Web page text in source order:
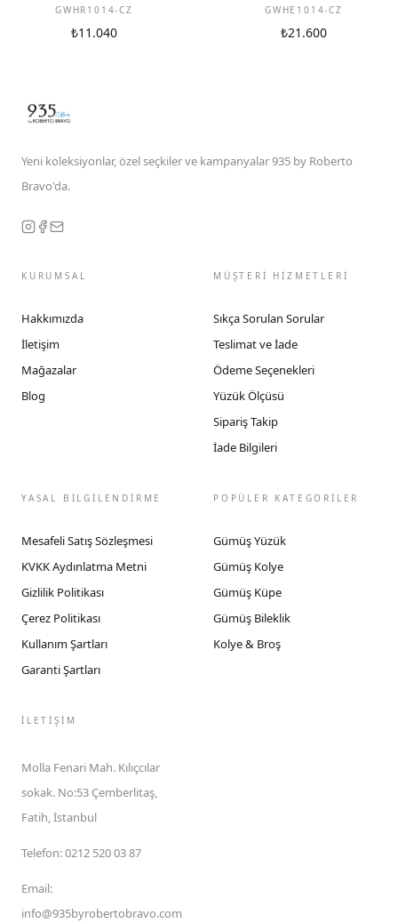
GWHR1014-CZ
₺11.040
GWHE1014-CZ
₺21.600
Yeni koleksiyonlar, özel seçkiler ve kampanyalar 935 by Roberto
Bravo'da.
KURUMSAL
Hakkımızda
İletişim
Mağazalar
Blog
MÜŞTERİ HİZMETLERİ
Sıkça Sorulan Sorular
Teslimat ve İade
Ödeme Seçenekleri
Yüzük Ölçüsü
Sipariş Takip
İade Bilgileri
YASAL BİLGİLENDİRME
Mesafeli Satış Sözleşmesi
KVKK Aydınlatma Metni
Gizlilik Politikası
Çerez Politikası
Kullanım Şartları
Garanti Şartları
POPÜLER KATEGORİLER
Gümüş Yüzük
Gümüş Kolye
Gümüş Küpe
Gümüş Bileklik
Kolye & Broş
İLETIŞIM
Molla Fenari Mah. Kılıçcılar
sokak. No:53 Çemberlitaş,
Fatih, İstanbul
Telefon:0212 520 03 87
Email:
info@935byrobertobravo.com